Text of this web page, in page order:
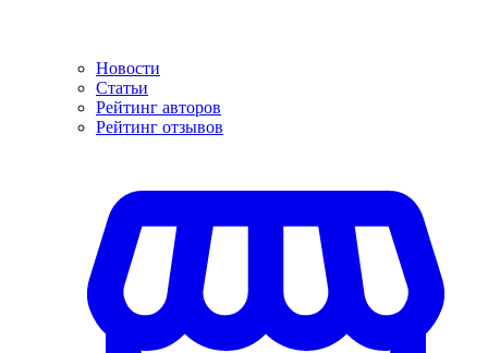
Новости
Статьи
Рейтинг авторов
Рейтинг отзывов